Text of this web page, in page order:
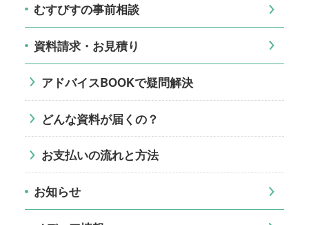
むすびすの事前相談
資料請求・お見積り
アドバイスBOOKで疑問解決
どんな資料が届くの？
お支払いの流れと方法
お知らせ